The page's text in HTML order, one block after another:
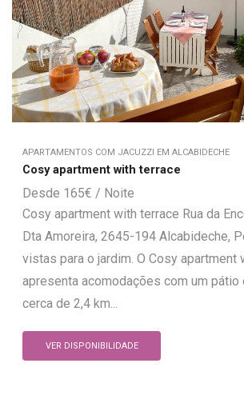
APARTAMENTOS COM JACUZZI EM ALCABIDECHE
Cosy apartment with terrace
165€
Cosy apartment with terrace Rua da
Dta Amoreira, 2645-194 Alcabideche,
vistas para o jardim. O Cosy apartment
apresenta acomodações com um pátio
cerca de 2,4 km...
VER DISPONIBILIDADE